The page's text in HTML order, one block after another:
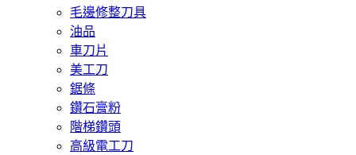
毛邊修整刀具
油品
車刀片
美工刀
鋸條
鑽石膏粉
階梯鑽頭
高級電工刀